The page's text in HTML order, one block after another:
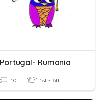
Portugal- Rumanía
10 T 1st - 6th